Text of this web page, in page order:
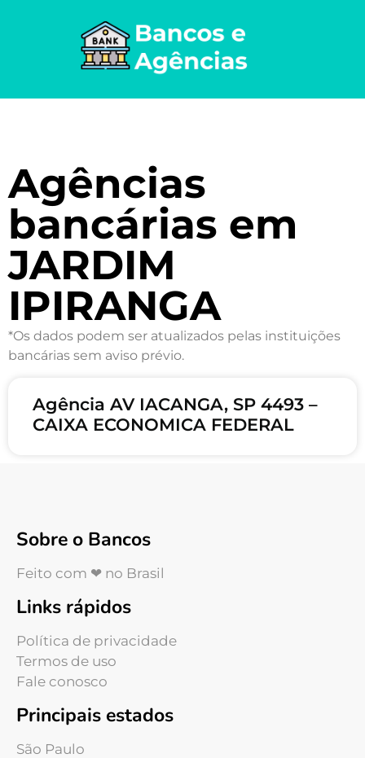
Agências
bancárias em
JARDIM
IPIRANGA
*Os dados podem ser atualizados pelas instituições
bancárias sem aviso prévio.
Agência AV IACANGA, SP 4493 –
CAIXA ECONOMICA FEDERAL
Sobre o Bancos
Feito com ❤ no Brasil
Links rápidos
Política de privacidade
Termos de uso
Fale conosco
Principais estados
São Paulo